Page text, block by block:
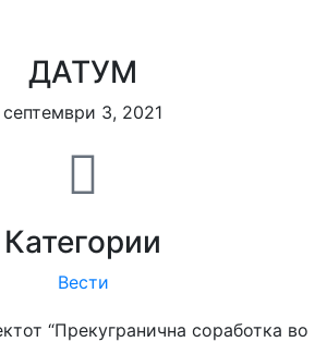
ДАТУМ
септември 3, 2021
Категории
Вести
“Прекугранична соработка во